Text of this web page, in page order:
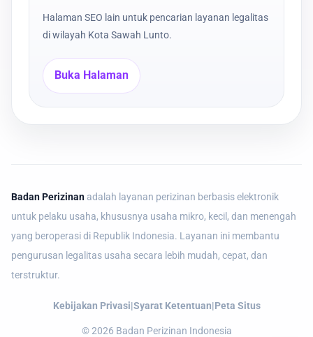
Halaman SEO lain untuk pencarian layanan legalitas
di wilayah Kota Sawah Lunto.
Buka Halaman
Badan Perizinan adalah layanan perizinan berbasis elektronik
untuk pelaku usaha, khususnya usaha mikro, kecil, dan menengah
yang beroperasi di Republik Indonesia. Layanan ini membantu
pengurusan legalitas usaha secara lebih mudah, cepat, dan
terstruktur.
Kebijakan Privasi|Syarat Ketentuan|Peta Situs
©2026 Badan Perizinan Indonesia